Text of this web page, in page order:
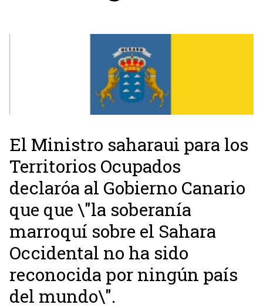
El Ministro saharaui para los
Territorios Ocupados
declaróa al Gobierno Canario
que que \"la soberanía
marroquí sobre el Sahara
Occidental no ha sido
reconocida por ningún país
del mundo\".